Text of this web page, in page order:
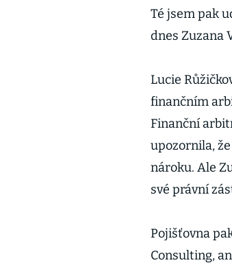
Té jsem pak
dnes Zuzana
Lucie
finančním
Finanční
upozornila,
nároku. Ale
své právní
Pojišťovna
Consulting,